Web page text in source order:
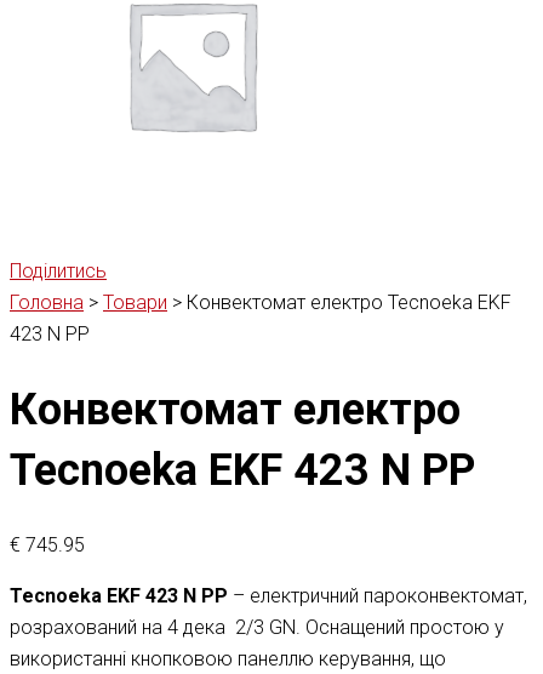
Поділитись
Головна > Товари > Конвектомат електро Tecnoeka EKF
423 N PP
Конвектомат електро
Tecnoeka EKF 423 N PP
€ 745.95
Tecnoeka EKF 423 N PP – електричний пароконвектомат,
розрахований на 4 дека 2/3 GN. Оснащений простою у
використанні кнопковою панеллю керування, що